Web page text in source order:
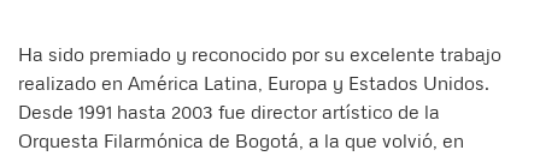
Ha sido premiado y reconocido por su excelente trabajo
realizado en América Latina, Europa y Estados Unidos.
Desde 1991 hasta 2003 fue director artístico de la
Orquesta Filarmónica de Bogotá, a la que volvió, en